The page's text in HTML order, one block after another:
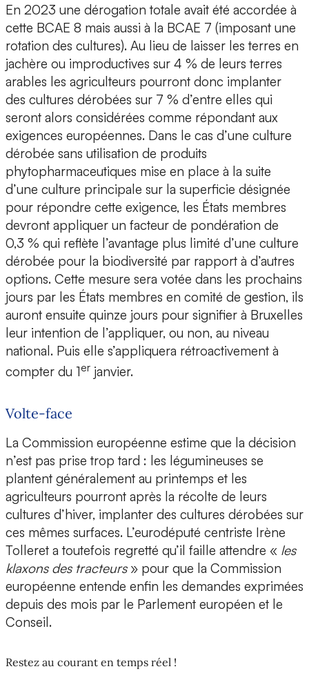
En 2023 une dérogation totale avait été accordée à
cette BCAE 8 mais aussi à la BCAE 7 (imposant une
rotation des cultures). Au lieu de laisser les terres en
jachère ou improductives sur 4 % de leurs terres
arables les agriculteurs pourront donc implanter
des cultures dérobées sur 7 % d’entre elles qui
seront alors considérées comme répondant aux
exigences européennes. Dans le cas d’une culture
dérobée sans utilisation de produits
phytopharmaceutiques mise en place à la suite
d’une culture principale sur la superficie désignée
pour répondre cette exigence, les États membres
devront appliquer un facteur de pondération de
0,3 % qui reflète l’avantage plus limité d’une culture
dérobée pour la biodiversité par rapport à d’autres
options. Cette mesure sera votée dans les prochains
jours par les États membres en comité de gestion, ils
auront ensuite quinze jours pour signifier à Bruxelles
leur intention de l’appliquer, ou non, au niveau
national. Puis elle s’appliquera rétroactivement à
compter du 1er janvier.
Volte-face
La Commission européenne estime que la décision
n’est pas prise trop tard : les légumineuses se
plantent généralement au printemps et les
agriculteurs pourront après la récolte de leurs
cultures d’hiver, implanter des cultures dérobées sur
ces mêmes surfaces. L’eurodéputé centriste Irène
Tolleret a toutefois regretté qu’il faille attendre « les
klaxons des tracteurs» pour que la Commission
européenne entende enfin les demandes exprimées
depuis des mois par le Parlement européen et le
Conseil.
Restez au courant en temps réel !